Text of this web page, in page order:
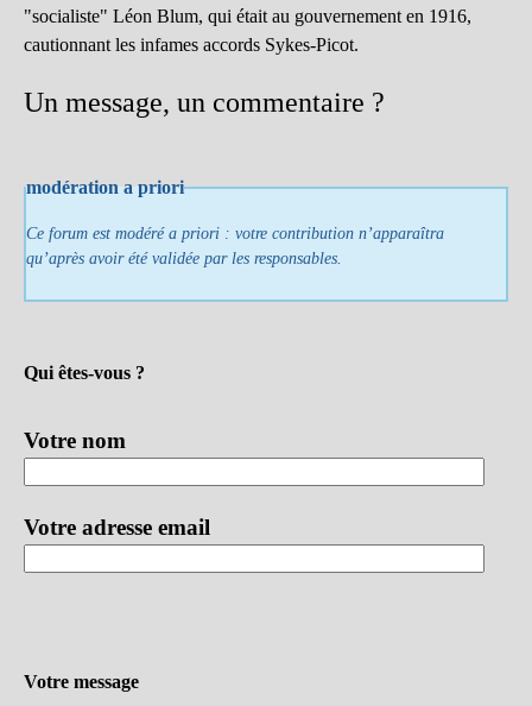
"socialiste" Léon Blum, qui était au gouvernement en 1916,
cautionnant les infames accords Sykes-Picot.
Un message, un commentaire ?
modération a priori
Ce forum est modéré a priori : votre contribution n’apparaîtra
qu’après avoir été validée par les responsables.
Qui êtes-vous ?
Votre nom
Votre adresse email
Votre message